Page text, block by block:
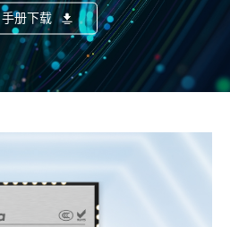
手册下载